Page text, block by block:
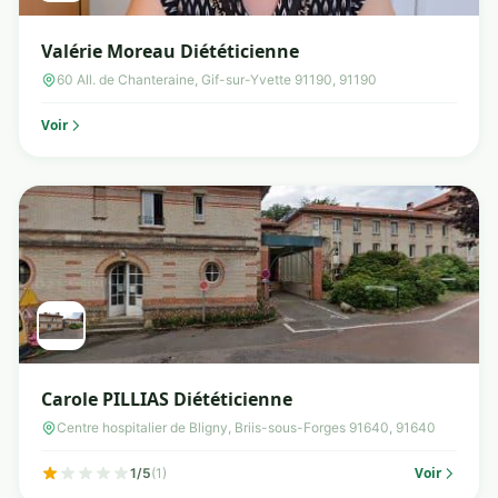
Valérie Moreau Diététicienne
60 All. de Chanteraine, Gif-sur-Yvette 91190, 91190
Voir
Carole PILLIAS Diététicienne
Centre hospitalier de Bligny, Briis-sous-Forges 91640, 91640
1/5(1) Voir